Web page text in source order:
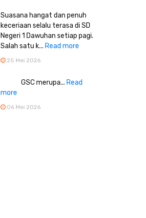
Suasana hangat dan penuh
keceriaan selalu terasa di SD
Negeri 1 Dawuhan setiap pagi.
Salah satu k... Read more
25 Mei 2026
GSC merupa... Read
more
06 Mei 2026